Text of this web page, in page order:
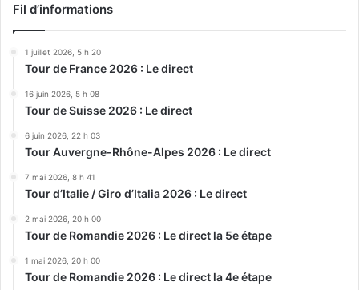
Fil d’informations
1 juillet 2026, 5 h 20
Tour de France 2026 : Le direct
16 juin 2026, 5 h 08
Tour de Suisse 2026 : Le direct
6 juin 2026, 22 h 03
Tour Auvergne-Rhône-Alpes 2026 : Le direct
7 mai 2026, 8 h 41
Tour d’Italie / Giro d’Italia 2026 : Le direct
2 mai 2026, 20 h 00
Tour de Romandie 2026 : Le direct la 5e étape
1 mai 2026, 20 h 00
Tour de Romandie 2026 : Le direct la 4e étape